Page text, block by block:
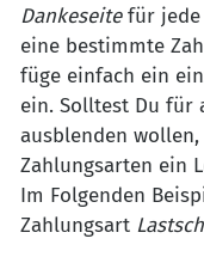
Dankeseitefür jede
eine bestimmte
füge einfach ein
ein. Solltest Du für
ausblenden
Zahlungsarten ein
Im Folgenden
Zahlungsart